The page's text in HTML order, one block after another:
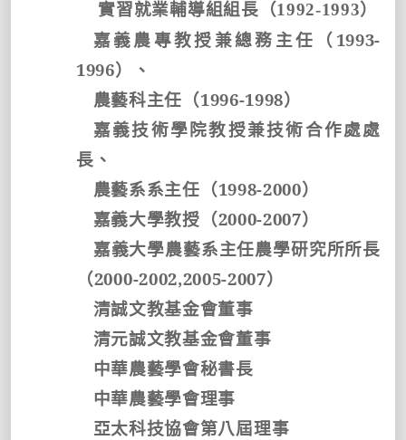
實習就業輔導組組長（1992-1993）
嘉義農專教授兼總務主任（ 1993-
1996）、
農藝科主任（1996-1998）
嘉義技術學院教授兼技術合作處處
長、
農藝系系主任（1998-2000）
嘉義大學教授（2000-2007）
嘉義大學農藝系主任農學研究所所長
（2000-2002,2005-2007）
清誠文教基金會董事
清元誠文教基金會董事
中華農藝學會秘書長
中華農藝學會理事
亞太科技協會第八屆理事